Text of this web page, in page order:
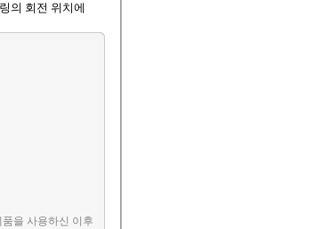
의 회전 위치에
을 사용하신 이후